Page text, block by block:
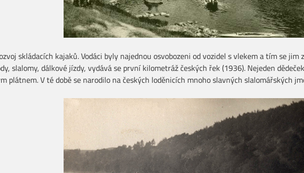
skládacích kajaků. Vodáci byly najednou osvobozeni od vozidel s vlekem a tím se
slalomy, dálkové jízdy, vydává se první kilometráž českých řek (1936). Nejeden
plátnem. V té době se narodilo na českých loděnicích mnoho slavných slalomářských